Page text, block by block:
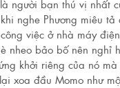
người bạn thú vị nhất
nghe Phương miêu
việc ở nhà máy
nheo bảo bố nên nghỉ
khởi riêng của nó
xoa đầu Momo như